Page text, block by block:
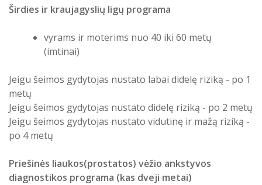
Profilaktinio (ikigydytojinio) kabineto
PSPC
Atostogaujantys ir sergantys
darbuotojai
Širdies ir kraujagyslių ligų programa
vyrams ir moterims nuo 40 iki 60 metų
(imtinai)
Jeigu šeimos gydytojas nustato labai didelę riziką - po 1
metų
Jeigu šeimos gydytojas nustato didelę riziką - po 2 metų
Jeigu šeimos gydytojas nustato vidutinę ir mažą riziką -
po 4 metų
Priešinės liaukos(prostatos) vėžio ankstyvos
diagnostikos programa (kas dveji metai)